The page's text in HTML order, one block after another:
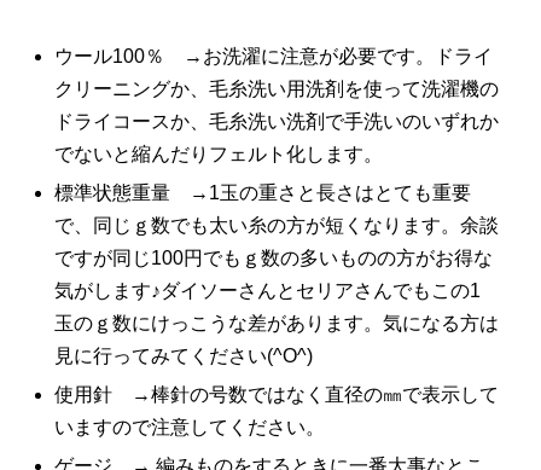
ウール100％ →お洗濯に注意が必要です。ドライ
クリーニングか、毛糸洗い用洗剤を使って洗濯機の
ドライコースか、毛糸洗い洗剤で手洗いのいずれか
でないと縮んだりフェルト化します。
標準状態重量 →1玉の重さと長さはとても重要
で、同じｇ数でも太い糸の方が短くなります。余談
ですが同じ100円でもｇ数の多いものの方がお得な
気がします♪ダイソーさんとセリアさんでもこの1
玉のｇ数にけっこうな差があります。気になる方は
見に行ってみてください(^O^)
使用針 →棒針の号数ではなく直径の㎜で表示して
いますので注意してください。